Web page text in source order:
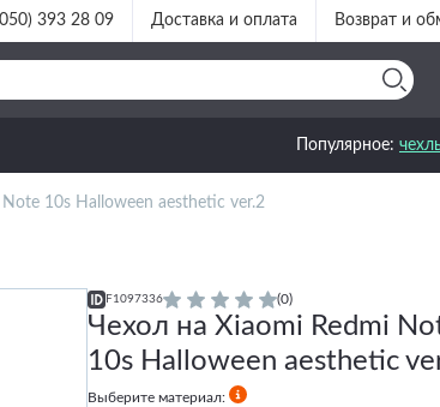
393 28 09 Доставка и оплата Возврат и
Популярное:
10s Halloween aesthetic ver.2
F1097336 (0)
Чехол на Xiaomi Redmi
10s Halloween aesthetic
Выберите материал: